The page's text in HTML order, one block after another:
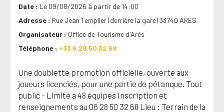
Date
Le 09/08/2026 à partir de 14:00
Adresse
Rue Jean Templier (derrière la gare) 33740 ARES
Organisateur
Office de Tourisme d'Arès
Téléphone
+33 6 28 50 32 68
Une doublette promotion officielle, ouverte aux
joueurs licenciés, pour une partie de pétanque. Tout
public - Limité à 48 équipes Inscription et
renseignements au 06 28 50 32 68 Lieu : Terrain de la